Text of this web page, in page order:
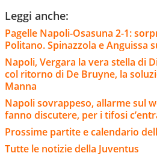
Leggi anche:
Pagelle Napoli-Osasuna 2-1:
Politano. Spinazzola e Anguissa
Napoli, Vergara la vera stella di
col ritorno di De Bruyne, la
Manna
Napoli sovrappeso, allarme sul
fanno discutere, per i tifosi
Prossime partite e calendario
Tutte le notizie della Juventus